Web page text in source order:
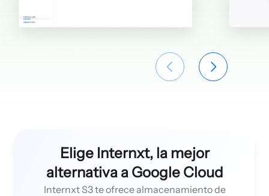
Elige Internxt, la mejor
alternativa a Google Cloud
Internxt S3 te ofrece almacenamiento de